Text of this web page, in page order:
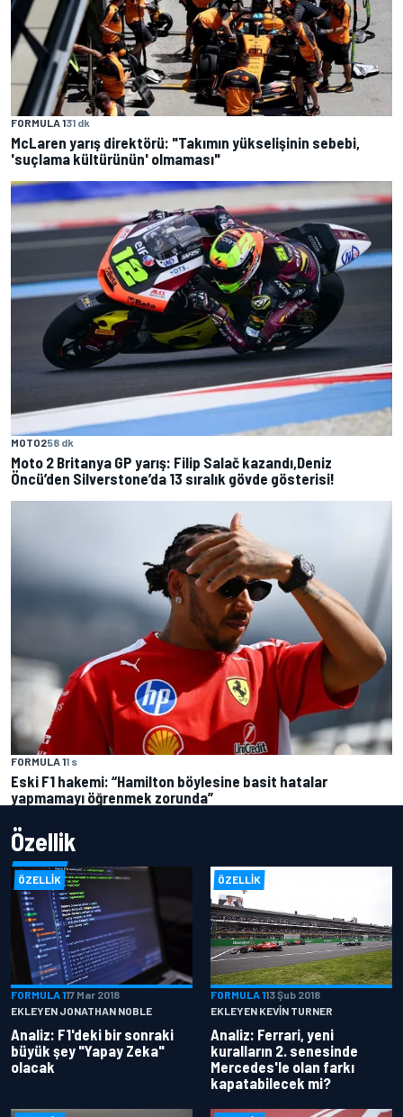
FORMULA 131 dk
McLaren yarış direktörü: "Takımın yükselişinin sebebi,
'suçlama kültürünün' olmaması"
MOTO258 dk
Moto 2 Britanya GP yarış: Filip Salač kazandı,Deniz
Öncü’den Silverstone’da 13 sıralık gövde gösterisi!
FORMULA 11 s
Eski F1 hakemi: “Hamilton böylesine basit hatalar
yapmamayı öğrenmek zorunda”
Özellik
ÖZELLIK
FORMULA 117 Mar 2018
EKLEYEN JONATHAN NOBLE
Analiz: F1'deki bir sonraki
büyük şey "Yapay Zeka"
olacak
ÖZELLIK
FORMULA 113 Şub 2018
EKLEYEN KEVIN TURNER
Analiz: Ferrari, yeni
kuralların 2. senesinde
Mercedes'le olan farkı
kapatabilecek mi?